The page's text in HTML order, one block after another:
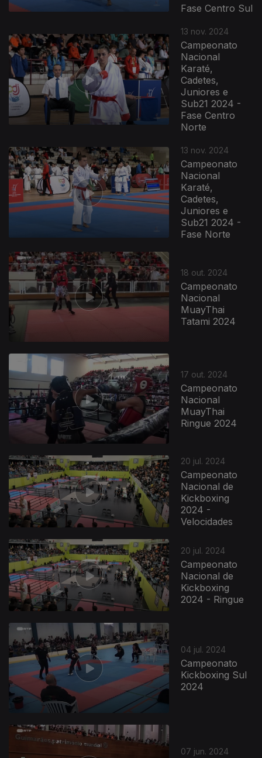
Fase Centro Sul
13 nov. 2024
Campeonato
Nacional
Karaté,
Cadetes,
Juniores e
Sub21 2024 -
Fase Centro
Norte
13 nov. 2024
Campeonato
Nacional
Karaté,
Cadetes,
Juniores e
Sub21 2024 -
Fase Norte
808585
18 out. 2024
Campeonato
Nacional
MuayThai
Tatami 2024
17 out. 2024
Campeonato
Nacional
MuayThai
Ringue 2024
20 jul. 2024
Campeonato
Nacional de
Kickboxing
2024 -
Velocidades
20 jul. 2024
Campeonato
Nacional de
Kickboxing
2024 - Ringue
04 jul. 2024
Campeonato
Kickboxing Sul
2024
07 jun. 2024